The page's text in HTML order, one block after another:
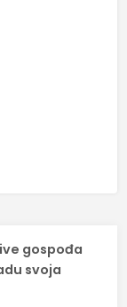
gospođa
svoja